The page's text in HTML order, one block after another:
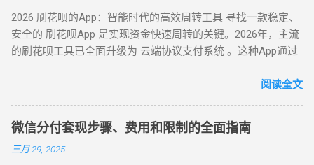
户使用支付宝扫描代付码，选择花呗完成支付。 资金流转 ：商
家确认收款后，扣除手续费将资金转入用户账户。此方法突破
所有风控限制，即使花呗被深度风控也能实现套现，是...
到账。 关键提示 ： 取现后花呗额度同步扣减，还款与花呗账
单合并，支持随时提前结清且无手续费。 备用金年化利率 7.2%
起，低于多数套现平台的高额手续费（通常达 10%-15%）。
部分用户尝试通过正规手段套现。 以下为常见套现方式： 套现
方式 操作流程 等级 到账时间 虚假交易 通过淘宝店铺刷单后退
款 ★★★★★ 5-30分钟左右 第三方平台 使用「黎明花呗」等
后返现 ★★★☆☆ 5分钟左右 替代方案推荐 ： 信用卡取现 ：
案 方法 2：电商平台虚拟卡券套现 操作流程 ： 在淘宝 / 天猫
购买京东 E 卡、加油卡等虚拟商品（单笔≤5000 元）； 通过
“京回收” 等卡券平台以 92-96 折出售，资金秒到银行卡。 优势
政策波动影响 （三）实物交易型 —— 大额资金解决方案 方法类
型 操作核心 手续费区间 适用场景 方法 3：货到返现 购买手机
/ 家电后协商退货 10%-25% 单笔需提现万元以上 方法 4：线下
闪付套现 开通花呗闪付绑定手机 Pay 5%-10% 需实体店铺配合
（四）间接套现策略 —— 隐蔽性优化方案 方法 5：信用卡代还
2026 刷花呗的App：智能时代的高效周转工具 寻找一款稳定、
安全的 刷花呗App 是实现资金快速周转的关键。2026年，主流
的刷花呗工具已全面升级为 云端协议支付系统 。这种App通过
呗额度通过模拟购物流程转化为可提现余额。目前主流App的综
款 多通道备份 隐私加密 在移动支付高度发达的今天，刷花呗
已不再需要传统的线下寻找商家。只需通过手机下载特定的周
转 App 或关注 H5 平台，即可实现“足不出户，额度变现”。
阅读全文
微信分付套现步骤、费用和限制的全面指南
三月 29, 2025